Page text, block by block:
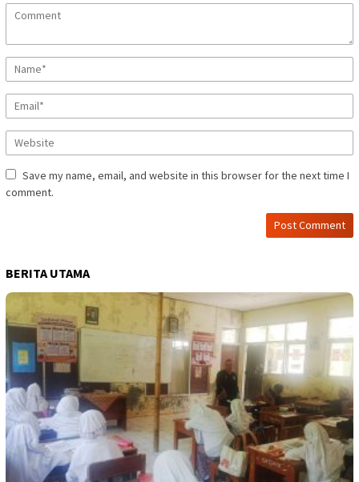
Save my name, email, and website in this browser for the next time I
comment.
BERITA UTAMA